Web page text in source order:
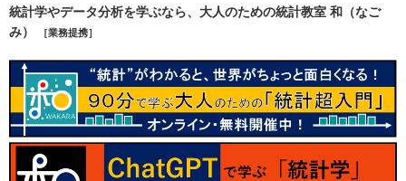
統計学やデータ分析を学ぶなら、大人のための統計教室 和（なご
み）
［業務提携］